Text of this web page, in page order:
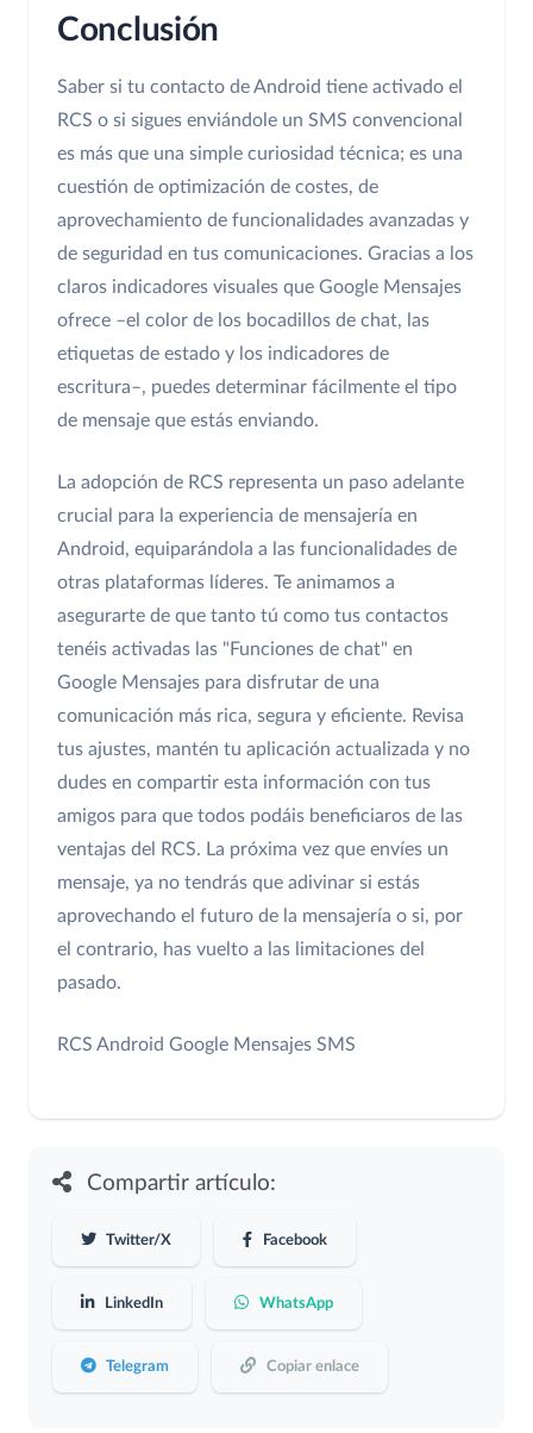
Conclusión
Saber si tu contacto de Android tiene activado el
RCS o si sigues enviándole un SMS convencional
es más que una simple curiosidad técnica; es una
cuestión de optimización de costes, de
aprovechamiento de funcionalidades avanzadas y
de seguridad en tus comunicaciones. Gracias a los
claros indicadores visuales que Google Mensajes
ofrece –el color de los bocadillos de chat, las
etiquetas de estado y los indicadores de
escritura–, puedes determinar fácilmente el tipo
de mensaje que estás enviando.
La adopción de RCS representa un paso adelante
crucial para la experiencia de mensajería en
Android, equiparándola a las funcionalidades de
otras plataformas líderes. Te animamos a
asegurarte de que tanto tú como tus contactos
tenéis activadas las "Funciones de chat" en
Google Mensajes para disfrutar de una
comunicación más rica, segura y eficiente. Revisa
tus ajustes, mantén tu aplicación actualizada y no
dudes en compartir esta información con tus
amigos para que todos podáis beneficiaros de las
ventajas del RCS. La próxima vez que envíes un
mensaje, ya no tendrás que adivinar si estás
aprovechando el futuro de la mensajería o si, por
el contrario, has vuelto a las limitaciones del
pasado.
RCS Android Google Mensajes SMS
Compartir artículo:
Twitter/X Facebook
LinkedIn WhatsApp
Telegram Copiar enlace